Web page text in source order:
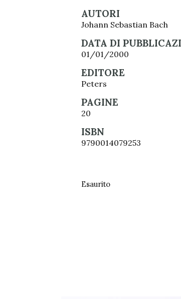
AUTORI
Johann Sebastian Bach
DATA DI
01/01/2000
EDITORE
Peters
PAGINE
20
ISBN
9790014079253
Esaurito